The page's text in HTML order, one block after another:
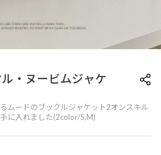
・ヌービムジャケ
ムードのブックルジャケット2オンスキル
に入れました(2color/S,M)